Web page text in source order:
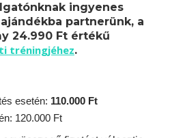
ingyenes
partnerünk, a
24.990 Ft értékű
tréningjéhez.
esetén: 110.000 Ft
120.000 Ft